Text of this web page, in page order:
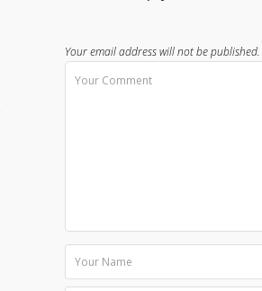
Your email address will not be published.